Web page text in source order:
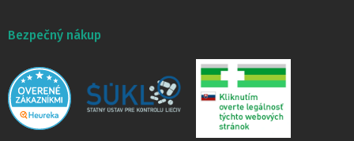
Bezpečný nákup